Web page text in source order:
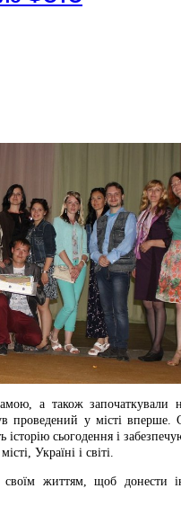
а також
проведений у місті вперше.
сьогодення і
Україні і світі.
життям, щоб донести